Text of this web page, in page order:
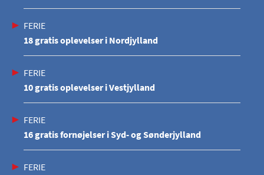
FERIE
18 gratis oplevelser i Nordjylland
FERIE
10 gratis oplevelser i Vestjylland
FERIE
16 gratis fornøjelser i Syd- og Sønderjylland
FERIE